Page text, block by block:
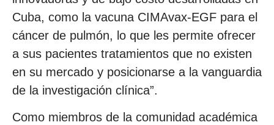
Cuba, como la vacuna CIMAvax-EGF para el
cáncer de pulmón, lo que les permite ofrecer
a sus pacientes tratamientos que no existen
en su mercado y posicionarse a la vanguardia
de la investigación clínica”.
Como miembros de la comunidad académica